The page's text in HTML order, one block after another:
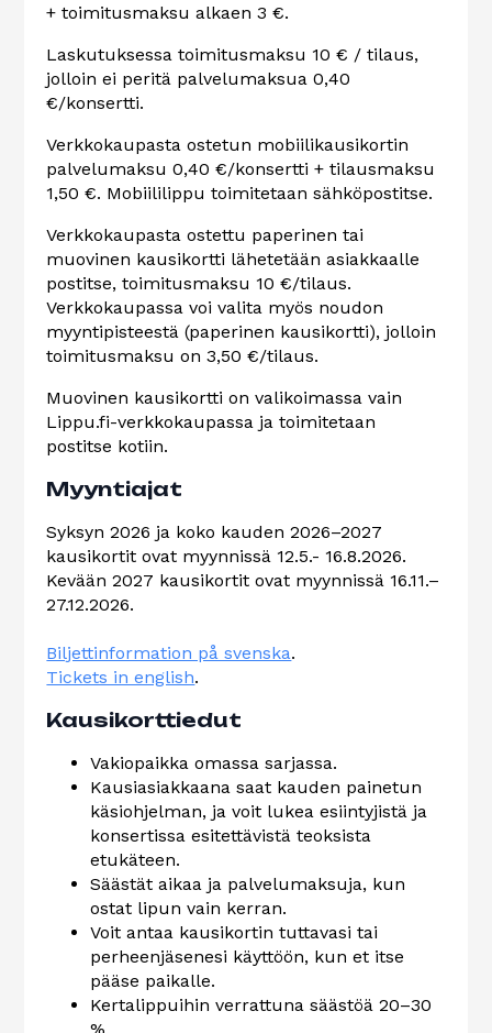
+ toimitusmaksu alkaen 3 €.
Laskutuksessa toimitusmaksu 10 € / tilaus,
jolloin ei peritä palvelumaksua 0,40
€/konsertti.
Verkkokaupasta ostetun mobiilikausikortin
palvelumaksu 0,40 €/konsertti + tilausmaksu
1,50 €. Mobiililippu toimitetaan sähköpostitse.
Verkkokaupasta ostettu paperinen tai
muovinen kausikortti lähetetään asiakkaalle
postitse, toimitusmaksu 10 €/tilaus.
Verkkokaupassa voi valita myös noudon
myyntipisteestä (paperinen kausikortti), jolloin
toimitusmaksu on 3,50 €/tilaus.
Muovinen kausikortti on valikoimassa vain
Lippu.fi-verkkokaupassa ja toimitetaan
postitse kotiin.
Myyntiajat
Syksyn 2026 ja koko kauden 2026–2027
kausikortit ovat myynnissä 12.5.- 16.8.2026.
Kevään 2027 kausikortit ovat myynnissä 16.11.–
27.12.2026.
Biljettinformation på svenska.
Tickets in english.
Kausikorttiedut
Vakiopaikka omassa sarjassa.
Kausiasiakkaana saat kauden painetun
käsiohjelman, ja voit lukea esiintyjistä ja
konsertissa esitettävistä teoksista
etukäteen.
Säästät aikaa ja palvelumaksuja, kun
ostat lipun vain kerran.
Voit antaa kausikortin tuttavasi tai
perheenjäsenesi käyttöön, kun et itse
pääse paikalle.
Kertalippuihin verrattuna säästöä 20–30